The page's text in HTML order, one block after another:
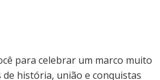
para celebrar um marco muito
de história, união e conquistas